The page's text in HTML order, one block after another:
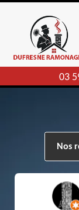
03
Nos